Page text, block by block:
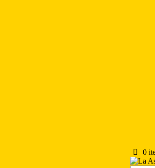
0